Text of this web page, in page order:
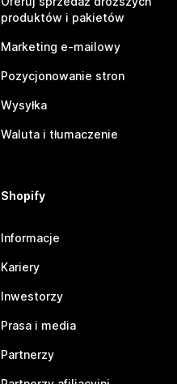
produktów i pakietów
Marketing e-mailowy
Pozycjonowanie stron
Wysyłka
Waluta i tłumaczenie
Shopify
Informacje
Kariery
Inwestorzy
Prasa i media
Partnerzy